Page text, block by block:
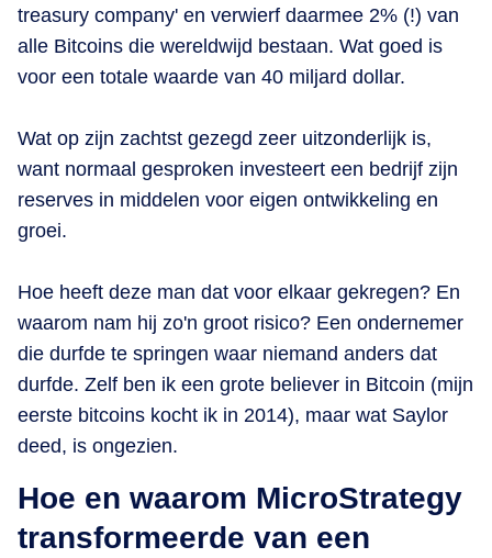
treasury company' en verwierf daarmee 2% (!) van
alle Bitcoins die wereldwijd bestaan. Wat goed is
voor een totale waarde van 40 miljard dollar.
Wat op zijn zachtst gezegd zeer uitzonderlijk is,
want normaal gesproken investeert een bedrijf zijn
reserves in middelen voor eigen ontwikkeling en
groei.
Hoe heeft deze man dat voor elkaar gekregen? En
waarom nam hij zo'n groot risico? Een ondernemer
die durfde te springen waar niemand anders dat
durfde. Zelf ben ik een grote believer in Bitcoin (mijn
eerste bitcoins kocht ik in 2014), maar wat Saylor
deed, is ongezien.
Hoe en waarom MicroStrategy
transformeerde van een